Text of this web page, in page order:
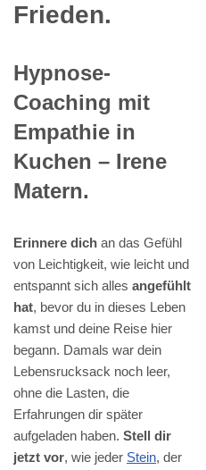
Frieden.
Hypnose-
Coaching mit
Empathie in
Kuchen – Irene
Matern.
Erinnere dich an das Gefühl
von Leichtigkeit, wie leicht und
entspannt sich alles angefühlt
hat, bevor du in dieses Leben
kamst und deine Reise hier
begann. Damals war dein
Lebensrucksack noch leer,
ohne die Lasten, die
Erfahrungen dir später
aufgeladen haben. Stell dir
jetzt vor, wie jeder Stein, der